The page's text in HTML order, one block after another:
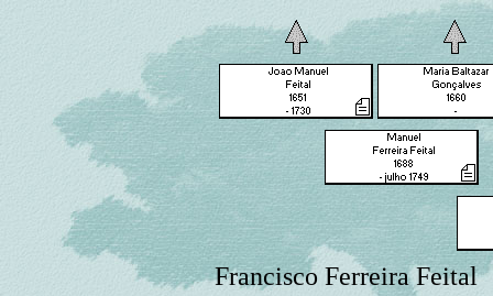
Francisco Ferreira Feital